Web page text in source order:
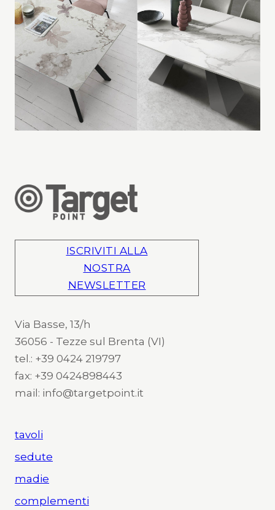
ISCRIVITI ALLA
NOSTRA
NEWSLETTER
Via Basse, 13/h
36056 - Tezze sul Brenta (VI)
tel.: +39 0424 219797
fax: +39 0424898443
mail: info@targetpoint.it
tavoli
sedute
madie
complementi